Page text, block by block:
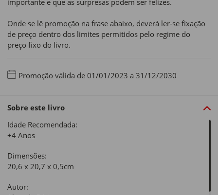
importante e que as surpresas podem ser felizes.
Onde se lê promoção na frase abaixo, deverá ler-se fixação
de preço dentro dos limites permitidos pelo regime do
preço fixo do livro.
Promoção válida de 01/01/2023 a 31/12/2030
Sobre este livro
Idade Recomendada:
+4 Anos
Dimensões:
20,6 x 20,7 x 0,5cm
Autor: